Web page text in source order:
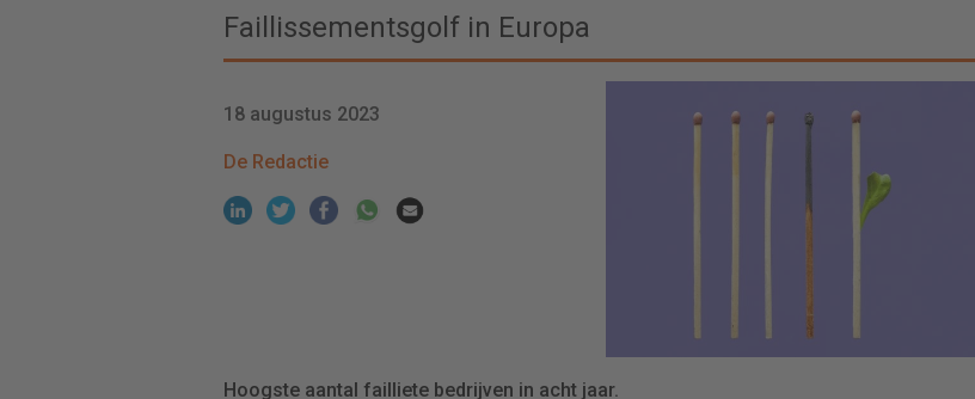
Faillissementsgolf in Europa
18 augustus 2023
De Redactie
Hoogste aantal failliete bedrijven in acht jaar.